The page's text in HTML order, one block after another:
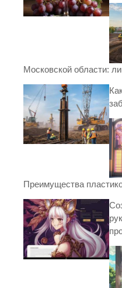
Московской области:
Преимущества